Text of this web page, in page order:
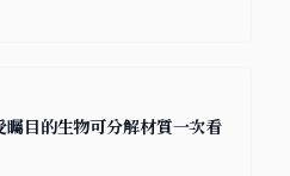
目的生物可分解材質一次看